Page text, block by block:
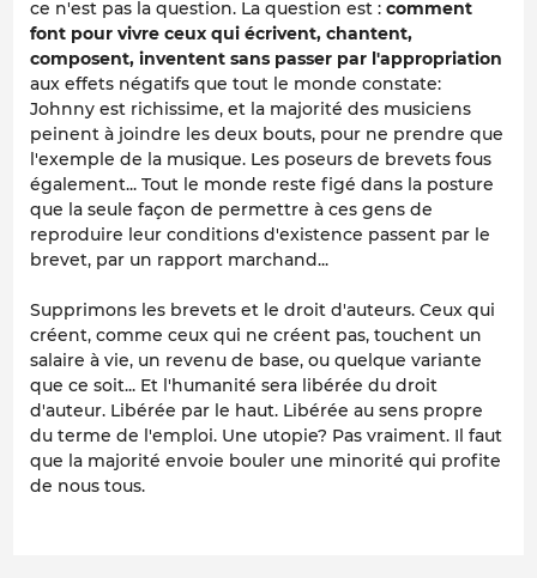
ce n'est pas la question. La question est : comment
font pour vivre ceux qui écrivent, chantent,
composent, inventent sans passer par l'appropriation
aux effets négatifs que tout le monde constate:
Johnny est richissime, et la majorité des musiciens
peinent à joindre les deux bouts, pour ne prendre que
l'exemple de la musique. Les poseurs de brevets fous
également... Tout le monde reste figé dans la posture
que la seule façon de permettre à ces gens de
reproduire leur conditions d'existence passent par le
brevet, par un rapport marchand...
Supprimons les brevets et le droit d'auteurs. Ceux qui
créent, comme ceux qui ne créent pas, touchent un
salaire à vie, un revenu de base, ou quelque variante
que ce soit... Et l'humanité sera libérée du droit
d'auteur. Libérée par le haut. Libérée au sens propre
du terme de l'emploi. Une utopie? Pas vraiment. Il faut
que la majorité envoie bouler une minorité qui profite
de nous tous.